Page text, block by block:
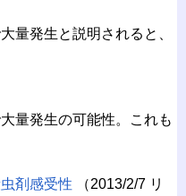
量発生と説明されると、
量発生の可能性。これも
剤感受性 （2013/2/7 リ